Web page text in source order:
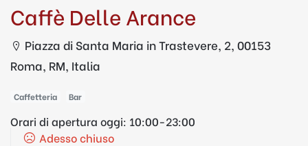
Caffè Delle Arance
Piazza di Santa Maria in Trastevere, 2, 00153
Roma, RM, Italia
Caffetteria Bar
Orari di apertura oggi: 10:00-23:00
Adesso chiuso